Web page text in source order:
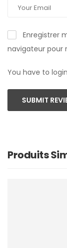
Enregistrer
navigateur pour
You have to
SUBMIT
Produits